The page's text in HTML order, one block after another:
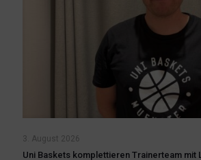
3. August 2026
Uni Baskets komplettieren Trainerteam mit